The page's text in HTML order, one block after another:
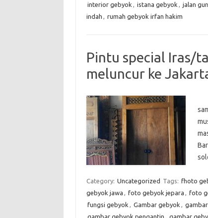
interior gebyok , istana gebyok , jalan
indah , rumah gebyok irfan hakim
Pintu special Iras/
meluncur ke
Category: Uncategorized Tags: fhoto
gebyok jawa , foto gebyok jepara , foto
fungsi gebyok , Gambar gebyok ,
gambar gebyok pengantin , gambar